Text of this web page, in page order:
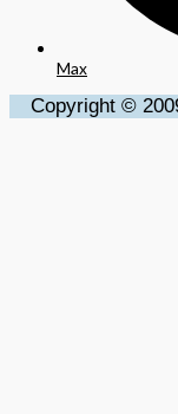
Max
Copyright ©